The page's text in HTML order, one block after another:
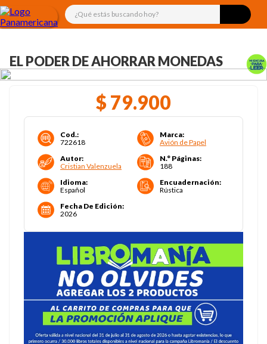
¿Qué estás buscando hoy?
EL PODER DE AHORRAR MONEDAS
$ 79.900
Cod.:
722618
Marca:
Avión de Papel
Autor:
Cristian Valenzuela
N.° Páginas:
188
Idioma:
Español
Encuadernación:
Rústica
Fecha De Edición:
2026